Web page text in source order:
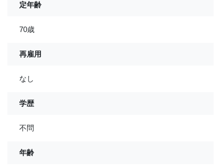
定年齢
70歳
再雇用
なし
学歴
不問
年齢